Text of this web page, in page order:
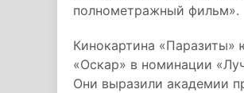
полнометражный фильм».
Кинокартина
«Оскар» в номинации
Они выразили академии